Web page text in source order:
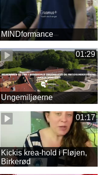
MINDformance
01:29
Ungemiljøerne
01:17
Kickis krea-hold i Fløjen,
Birkerød